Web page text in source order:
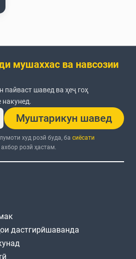
мушаххас ва навсозии
пайваст шавед ва ҳеҷ гоҳ
накунед.
Муштарикун шавед
худ розӣ буда, басиёсати
розӣ ҳастам.
дастгирӣшаванда